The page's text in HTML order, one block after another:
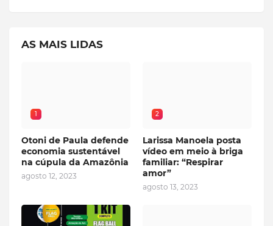
AS MAIS LIDAS
1
Otoni de Paula defende
economia sustentável
na cúpula da Amazônia
agosto 12, 2023
2
Larissa Manoela posta
vídeo em meio à briga
familiar: “Respirar
amor”
agosto 13, 2023